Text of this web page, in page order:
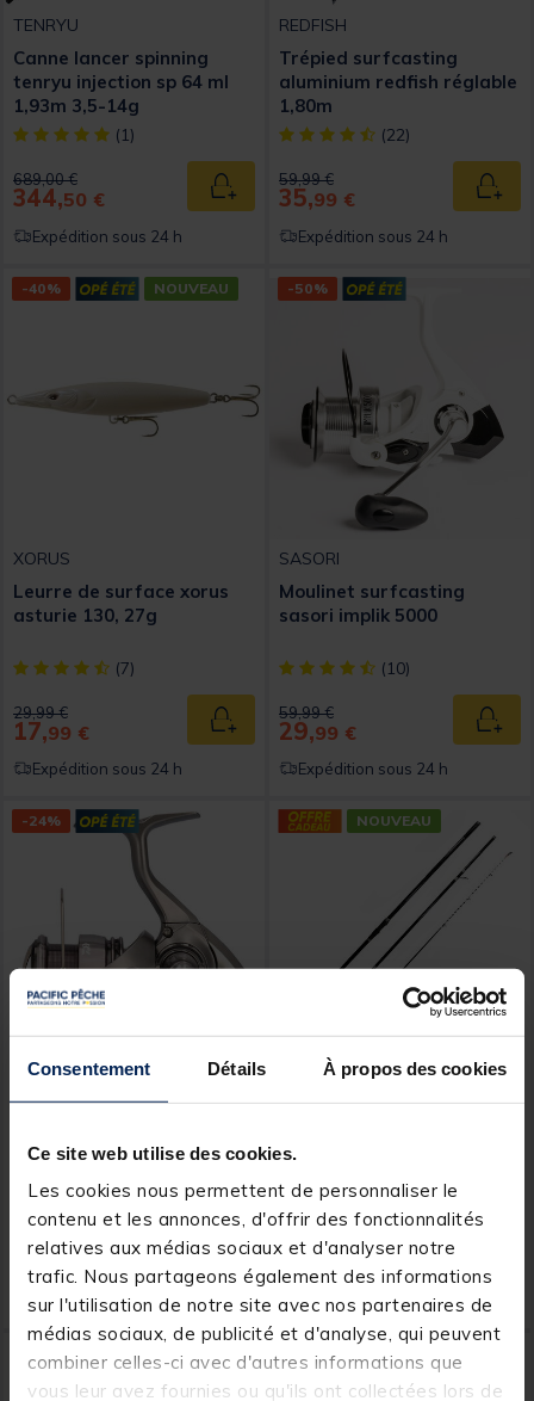
Consentement Détails À propos des cookies
Ce site web utilise des cookies.
Les cookies nous permettent de personnaliser le
contenu et les annonces, d'offrir des fonctionnalités
relatives aux médias sociaux et d'analyser notre
trafic. Nous partageons également des informations
sur l'utilisation de notre site avec nos partenaires de
médias sociaux, de publicité et d'analyse, qui peuvent
combiner celles-ci avec d'autres informations que
vous leur avez fournies ou qu'ils ont collectées lors de
TENRYU
Canne lancer spinning
tenryu injection sp 64 ml
1,93m 3,5-14g
[object Object] out of 5 Customer Rating
(1)
Price reduced from
689,00 €to
344,50 € Ajouter au panier
Expédition sous 24 h
REDFISH
Trépied surfcasting
aluminium redfish réglable
1,80m
[object Object] out of 5
(22)
Price reduced from
59,99 €to
35,99 €
Expédition sous 24 h
-40% NOUVEAU
XORUS
Leurre de surface xorus
asturie 130, 27g
[object Object] out of 5 Customer Rating
(7)
Price reduced from
29,99 €to
17,99 € Ajouter au panier
Expédition sous 24 h
-50%
SASORI
Moulinet surfcasting
sasori implik 5000
[object Object] out of 5
(10)
Price reduced from
59,99 €to
29,99 €
Expédition sous 24 h
-24%
Exceller 2023 LT 3000 CXH
[object Object] out of 5 Customer Rating
(3)
Price reduced from
104,00 €to
79, 00 € Ajouter au panier
Expédition sous 24 h
NOUVEAU
R-Evolution Power 440 cm
159,00 €
Expédition sous 24 h
NOUVEAU